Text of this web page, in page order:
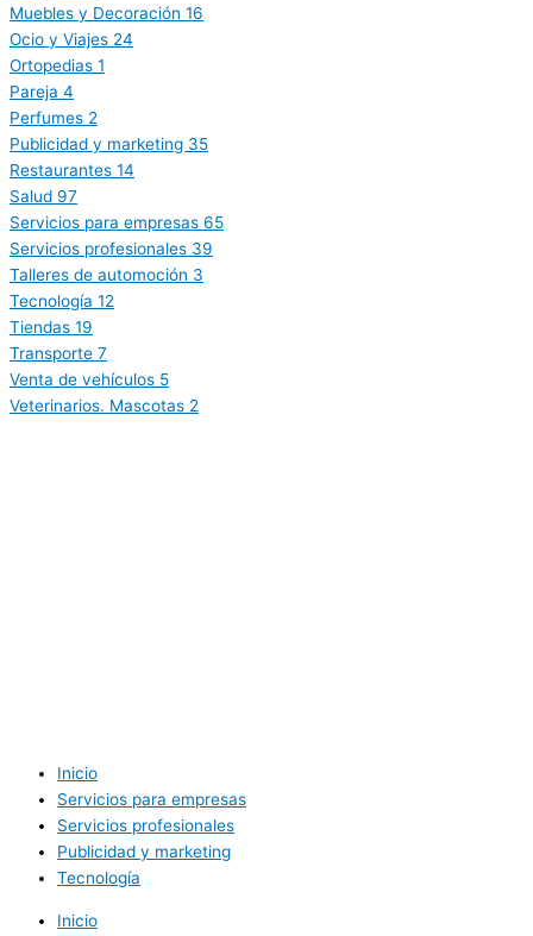
Muebles y Decoración 16
Ocio y Viajes 24
Ortopedias 1
Pareja 4
Perfumes 2
Publicidad y marketing 35
Restaurantes 14
Salud 97
Servicios para empresas 65
Servicios profesionales 39
Talleres de automoción 3
Tecnología 12
Tiendas 19
Transporte 7
Venta de vehículos 5
Veterinarios. Mascotas 2
Inicio
Servicios para empresas
Servicios profesionales
Publicidad y marketing
Tecnología
Inicio